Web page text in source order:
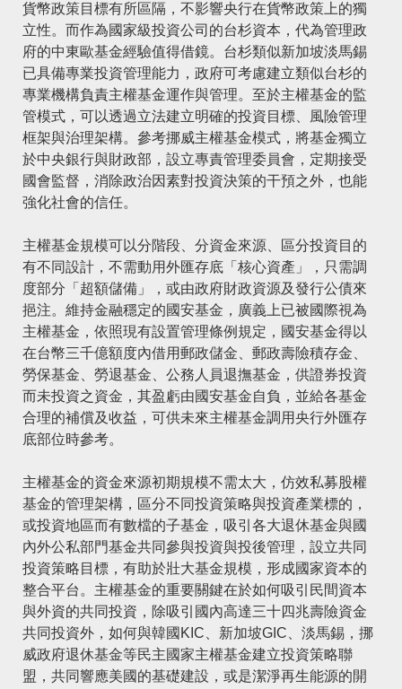
貨幣政策目標有所區隔，不影響央行在貨幣政策上的獨
立性。而作為國家級投資公司的台杉資本，代為管理政
府的中東歐基金經驗值得借鏡。台杉類似新加坡淡馬錫
已具備專業投資管理能力，政府可考慮建立類似台杉的
專業機構負責主權基金運作與管理。至於主權基金的監
管模式，可以透過立法建立明確的投資目標、風險管理
框架與治理架構。參考挪威主權基金模式，將基金獨立
於中央銀行與財政部，設立專責管理委員會，定期接受
國會監督，消除政治因素對投資決策的干預之外，也能
強化社會的信任。
主權基金規模可以分階段、分資金來源、區分投資目的
有不同設計，不需動用外匯存底「核心資產」，只需調
度部分「超額儲備」，或由政府財政資源及發行公債來
挹注。維持金融穩定的國安基金，廣義上已被國際視為
主權基金，依照現有設置管理條例規定，國安基金得以
在台幣三千億額度內借用郵政儲金、郵政壽險積存金、
勞保基金、勞退基金、公務人員退撫基金，供證券投資
而未投資之資金，其盈虧由國安基金自負，並給各基金
合理的補償及收益，可供未來主權基金調用央行外匯存
底部位時參考。
主權基金的資金來源初期規模不需太大，仿效私募股權
基金的管理架構，區分不同投資策略與投資產業標的，
或投資地區而有數檔的子基金，吸引各大退休基金與國
內外公私部門基金共同參與投資與投後管理，設立共同
投資策略目標，有助於壯大基金規模，形成國家資本的
整合平台。主權基金的重要關鍵在於如何吸引民間資本
與外資的共同投資，除吸引國內高達三十四兆壽險資金
共同投資外，如何與韓國KIC、新加坡GIC、淡馬錫，挪
威政府退休基金等民主國家主權基金建立投資策略聯
盟，共同響應美國的基礎建設，或是潔淨再生能源的開